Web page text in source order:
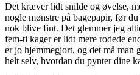
Det kræver lidt snilde og øvelse,
nogle mønstre på bagepapir, før
nok blive fint. Det glemmer jeg
fem-ti kager er lidt mere rodede
er jo hjemmegjort, og det må man
helt selv, hvordan du pynter dine